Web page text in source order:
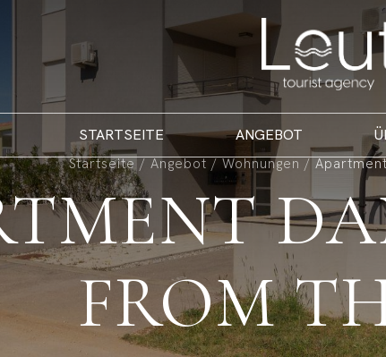
STARTSEITE ANGEBOT
Startseite / Angebot / Wohnungen /
FROM